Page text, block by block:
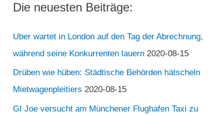
Die neuesten Beiträge:
Uber wartet in London auf den Tag der Abrechnung,
während seine Konkurrenten lauern 2020-08-15
Drüben wie hüben: Städtische Behörden hätscheln
Mietwagenpleitiers 2020-08-15
GI Joe versucht am Münchener Flughafen Taxi zu